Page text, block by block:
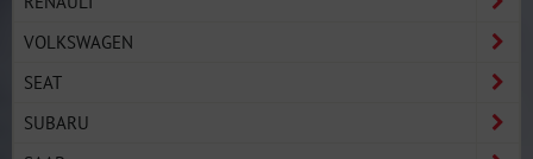
VOLKSWAGEN
SEAT
SUBARU